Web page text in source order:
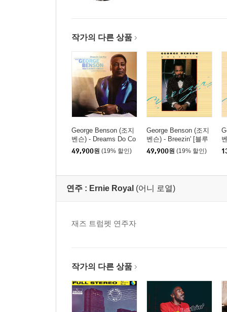
작가의 다른 상품
George Benson (조지
벤슨) - Dreams Do Co
me True: When George
Benson Meets Robert
49,900원 (19% 할인)
George Benson (조지
벤슨) - Breezin' [블루
컬러 LP]
49,900원 (19% 할인)
연주 : Ernie Royal (어니 로열)
재즈 트럼펫 연주자
작가의 다른 상품